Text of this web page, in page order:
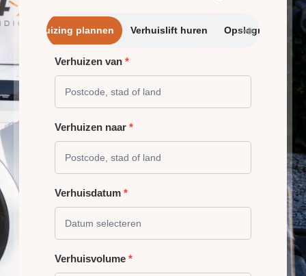
Verhuizing plannen Verhuislift huren
VERHUIZING
PLANNEN
Verhuizen van *
Verhuizen naar *
Verhuisdatum *
Verhuisvolume *
➔